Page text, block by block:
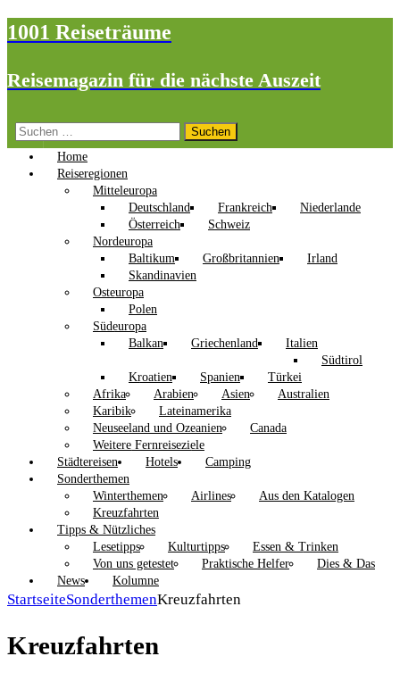
1001 Reiseträume
Reisemagazin für die nächste Auszeit
Suchen
nach:
Home
Reiseregionen
Mitteleuropa
Deutschland
Frankreich
Niederlande
Österreich
Schweiz
Nordeuropa
Baltikum
Großbritannien
Irland
Skandinavien
Osteuropa
Polen
Südeuropa
Balkan
Griechenland
Italien
Südtirol
Kroatien
Spanien
Türkei
Afrika
Arabien Asien
Australien
Karibik
Lateinamerika
Neuseeland und Ozeanien
Canada
Weitere Fernreiseziele
Städtereisen
Hotels
Camping
Sonderthemen
Winterthemen
Airlines
Aus den Katalogen
Kreuzfahrten
Tipps & Nützliches
Lesetipps
Kulturtipps
Essen & Trinken
Von uns getestet
Praktische Helfer
Dies & Das
News
Kolumne
StartseiteSonderthemenKreuzfahrten
Kreuzfahrten